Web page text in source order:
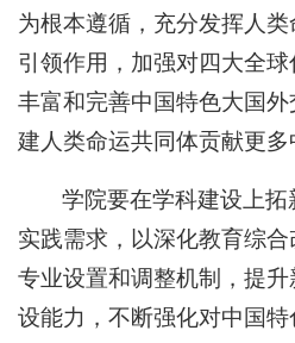
为根本遵循，充分发挥人
引领作用，加强对四大全
丰富和完善中国特色大国
建人类命运共同体贡献更多
学院要在学科建设上
实践需求，以深化教育综
专业设置和调整机制，提
设能力，不断强化对中国